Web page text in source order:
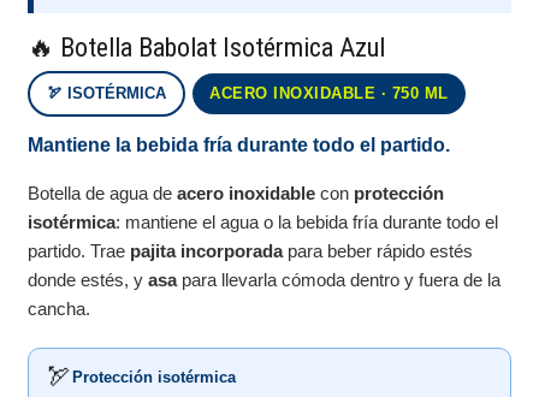
🔥 Botella Babolat Isotérmica Azul
🏹 ISOTÉRMICA ACERO INOXIDABLE · 750 ML
Mantiene la bebida fría durante todo el partido.
Botella de agua deacero inoxidable con protección
isotérmica: mantiene el agua o la bebida fría durante todo el
partido. Trae pajita incorporadapara beber rápido estés
donde estés, yasapara llevarla cómoda dentro y fuera de la
cancha.
🏹Protección isotérmica